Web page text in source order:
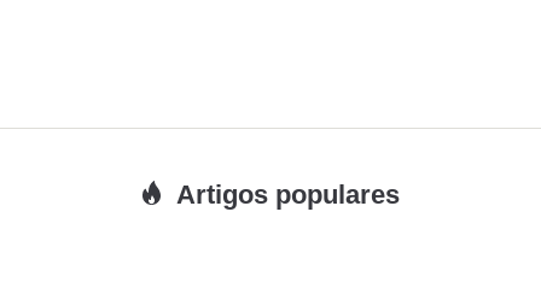
Artigos populares